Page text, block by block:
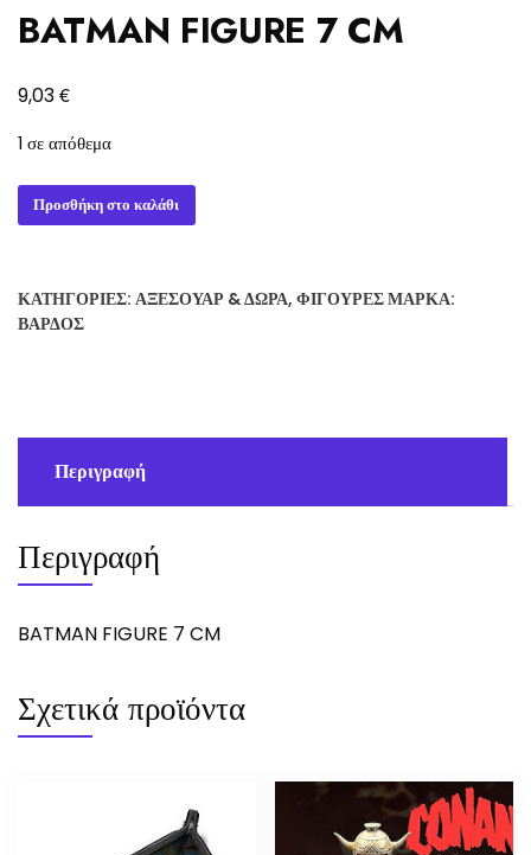
BATMAN FIGURE 7 CM
9,03€
1 σε απόθεμα
BATMAN
FIGURE
ποσότητα
Προσθήκη στο καλάθι
ΚΑΤΗΓΟΡΊΕΣ: ΑΞΕΣΟΥΆΡ & ΔΏΡΑ, ΦΙΓΟΎΡΕΣΜΆΡΚΑ:
ΒΆΡΔΟΣ
Περιγραφή
Περιγραφή
BATMAN FIGURE 7 CM
Σχετικά προϊόντα